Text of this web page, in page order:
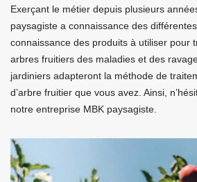
Exerçant le métier depuis plusieurs
paysagiste a connaissance des
connaissance des produits à utiliser pour
arbres fruitiers des maladies et des
jardiniers adapteront la méthode de
d’arbre fruitier que vous avez. Ainsi,
notre entreprise MBK paysagiste.